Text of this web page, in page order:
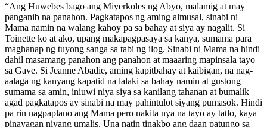
“Ang Huwebes bago ang Miyerkoles ng Abyo, malamig at may
panganib na panahon. Pagkatapos ng aming almusal, sinabi ni
Mama namin na walang kahoy pa sa bahay at siya ay nagalit. Si
Toinette ko at ako, upang makapagpasaya sa kanya, sumama para
maghanap ng tuyong sanga sa tabi ng ilog. Sinabi ni Mama na hindi
dahil masamang panahon ang panahon at maaaring mapinsala tayo
sa Gave. Si Jeanne Abadie, aming kapitbahay at kaibigan, na nag-
aalaga ng kanyang kapatid na lalaki sa bahay namin at gustong
sumama sa amin, iniuwi niya siya sa kanilang tahanan at bumalik
agad pagkatapos ay sinabi na may pahintulot siyang pumasok. Hindi
pa rin nagpaplano ang Mama pero nakita nya na tayo ay tatlo, kaya
pinayagan niyang umalis. Una natin tinakbo ang daan patungo sa